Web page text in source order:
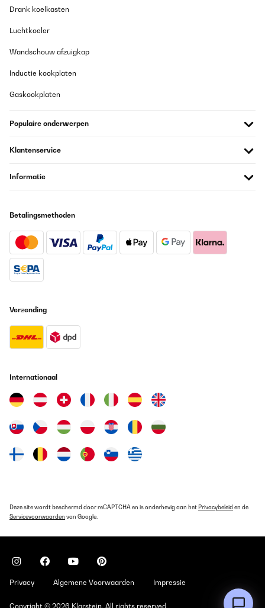
Drank koelkasten
Luchtkoeler
Wandschouw afzuigkap
Inductie kookplaten
Gaskookplaten
Populaire onderwerpen
Klantenservice
Informatie
Betalingsmethoden
Verzending
Internationaal
Deze site wordt beschermd door reCAPTCHA en is onderhevig aan het Privacybeleid en de
Servicevoorwaarden van Google.
Privacy Algemene Voorwaarden Impressie
Copyright © 2026 Klarstein. All rights reserved